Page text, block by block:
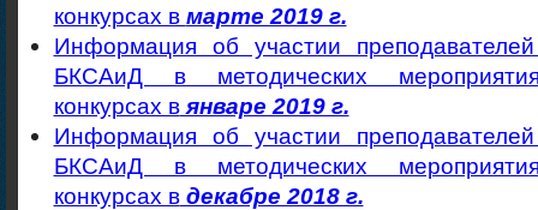
конкурсах в марте 2019 г.
Информация об участии
БКСАиД в методических
конкурсах вянваре 2019 г.
Информация об участии
БКСАиД в методических
конкурсах вдекабре 2018 г.